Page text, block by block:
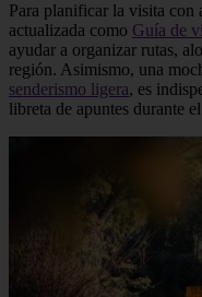
Para planificar la visita con
actualizada como Guía de
ayudar a organizar rutas,
región. Asimismo, una
senderismo ligera, es
libreta de apuntes durante